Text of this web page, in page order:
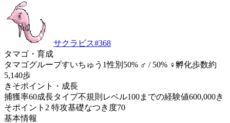
サクラビス#368
タマゴ・育成
タマゴグループすいちゅう1性別 50% ♂ / 50% ♀ 孵化歩数約
5,140歩
きそポイント・成長
捕獲率60成長タイプ不規則 レベル100までの経験値600,000き
そポイント 2 特攻基礎なつき度70
基本情報